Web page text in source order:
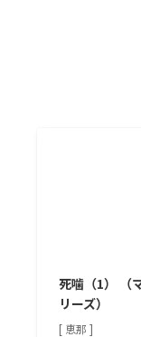
死噛（1） （
リーズ）
[ 恵那 ]